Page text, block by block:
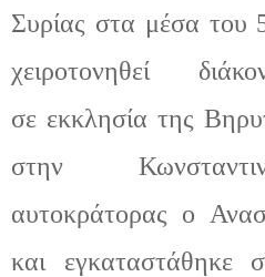
Συρίας στα μέσα του
χειροτονηθεί
σε εκκλησία της
στην
αυτοκράτορας ο
και εγκαταστάθηκε